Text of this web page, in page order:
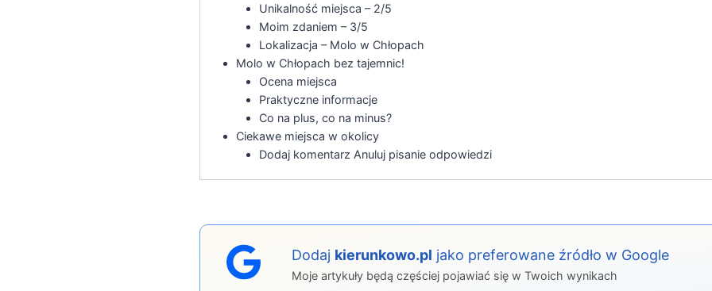
Unikalność miejsca – 2/5
Moim zdaniem – 3/5
Lokalizacja – Molo w Chłopach
Molo w Chłopach bez tajemnic!
Ocena miejsca
Praktyczne informacje
Co na plus, co na minus?
Ciekawe miejsca w okolicy
Dodaj komentarz Anuluj pisanie odpowiedzi
Dodaj kierunkowo.pl jako preferowane źródło w Google
Moje artykuły będą częściej pojawiać się w Twoich wynikach